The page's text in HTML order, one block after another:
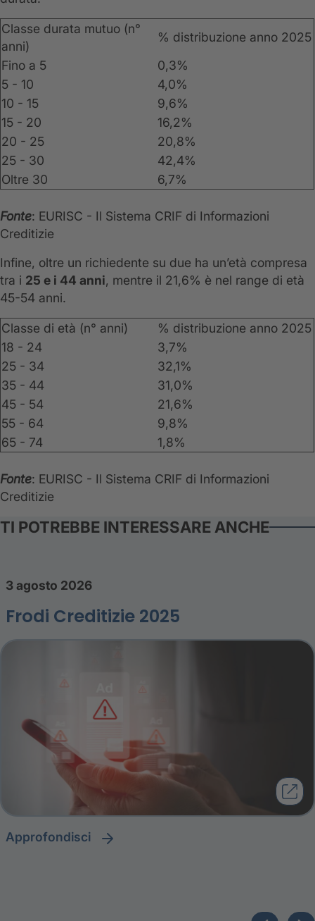
Classe durata mutuo (n°
anni)
% distribuzione anno 2025
Fino a 5
0,3%
5 - 10
4,0%
10 - 15
9,6%
15 - 20
16,2%
20 - 25
20,8%
25 - 30
42,4%
Oltre 30
6,7%
Fonte: EURISC - Il Sistema CRIF di Informazioni
Creditizie
Infine, oltre un richiedente su due ha un’età compresa
tra i 25 e i 44 anni, mentre il 21,6% è nel range di età
45-54 anni.
Classe di età (n° anni)
% distribuzione anno 2025
18 - 24
3,7%
25 - 34
32,1%
35 - 44
31,0%
45 - 54
21,6%
55 - 64
9,8%
65 - 74
1,8%
Fonte: EURISC - Il Sistema CRIF di Informazioni
Creditizie
TI POTREBBE INTERESSARE ANCHE
3 agosto 2026
Frodi Creditizie 2025
approfondisci